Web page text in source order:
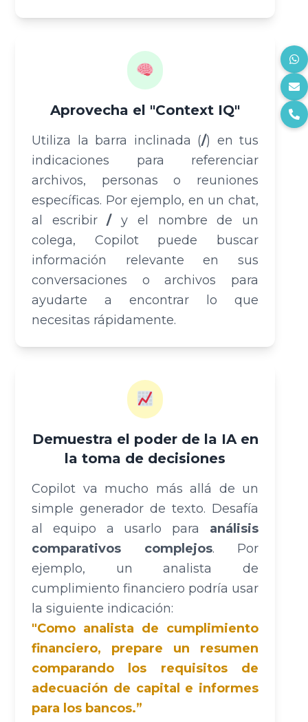
Aprovecha el "Context IQ"
Utiliza la barra inclinada (/) en tus
indicaciones para referenciar
archivos, personas o reuniones
específicas. Por ejemplo, en un chat,
al escribir/y el nombre de un
colega, Copilot puede buscar
información relevante en sus
conversaciones o archivos para
ayudarte a encontrar lo que
necesitas rápidamente.
Demuestra el poder de la IA en
la toma de decisiones
Copilot va mucho más allá de un
simple generador de texto. Desafía
al equipo a usarlo para análisis
comparativos complejos. Por
ejemplo, un analista de
cumplimiento financiero podría usar
la siguiente indicación:
"Como analista de cumplimiento
financiero, prepare un resumen
comparando los requisitos de
adecuación de capital e informes
para los bancos.”
He leído y acepto los
Condiciones y la Política de Privacidad
Enviar